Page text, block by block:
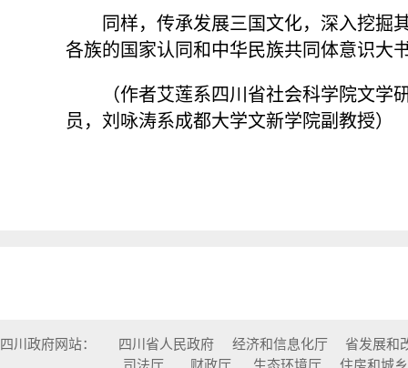
同样，传承发展三国文化，深入挖掘
各族的国家认同和中华民族共同体意识大
（作者艾莲系四川省社会科学院文
员，刘咏涛系成都大学文新学院副教授）
四川政府网站： 四川省人民政府 经济和信息化厅
省发展和